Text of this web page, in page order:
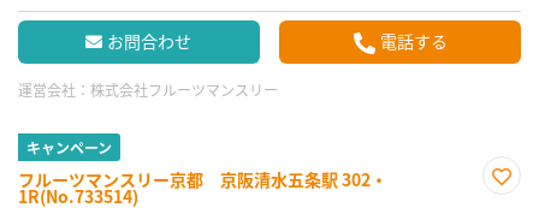
お問合わせ 電話する
運営会社： 株式会社フルーツマンスリー
キャンペーン
フルーツマンスリー京都 京阪清水五条駅 302・
1R(No.733514)